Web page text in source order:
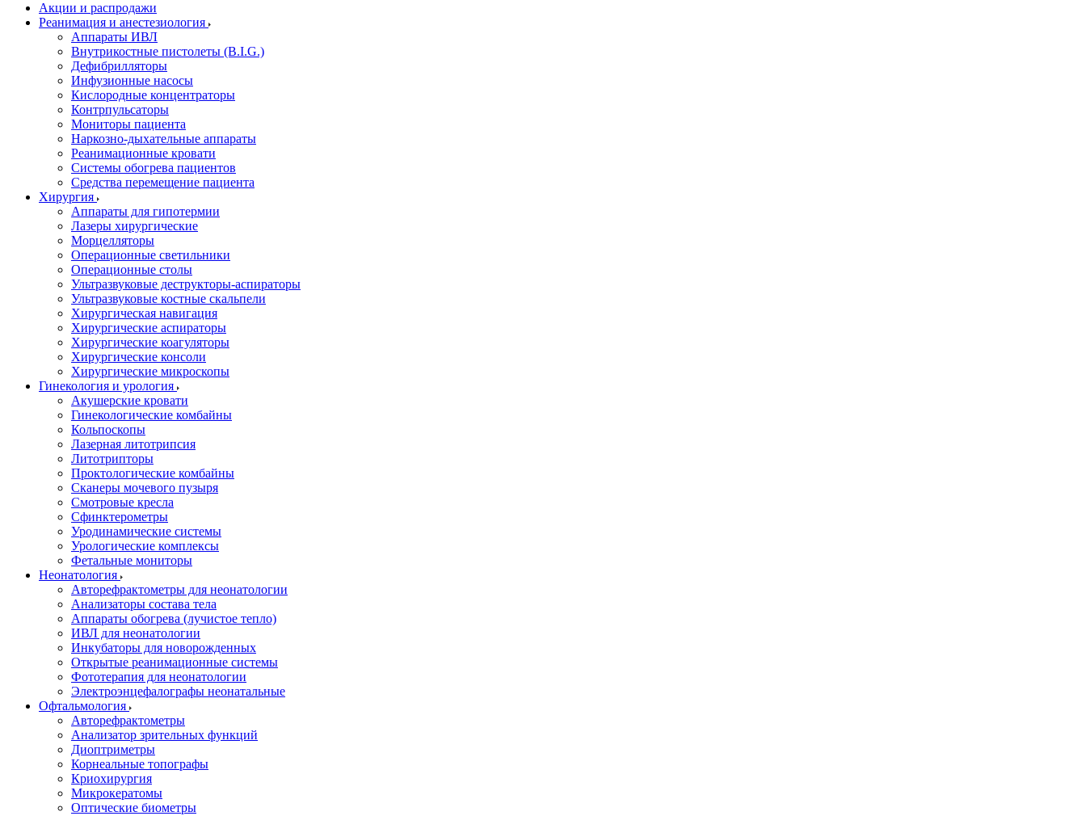
Акции и распродажи
Реанимация и анестезиология
Аппараты ИВЛ
Внутрикостные пистолеты (B.I.G.)
Дефибрилляторы
Инфузионные насосы
Кислородные концентраторы
Контрпульсаторы
Мониторы пациента
Наркозно-дыхательные аппараты
Реанимационные кровати
Системы обогрева пациентов
Средства перемещение пациента
Хирургия
Аппараты для гипотермии
Лазеры хирургические
Морцелляторы
Операционные светильники
Операционные столы
Ультразвуковые деструкторы-аспираторы
Ультразвуковые костные скальпели
Хирургическая навигация
Хирургические аспираторы
Хирургические коагуляторы
Хирургические консоли
Хирургические микроскопы
Гинекология и урология
Акушерские кровати
Гинекологические комбайны
Кольпоскопы
Лазерная литотрипсия
Литотрипторы
Проктологические комбайны
Сканеры мочевого пузыря
Смотровые кресла
Сфинктерометры
Уродинамические системы
Урологические комплексы
Фетальные мониторы
Неонатология
Авторефрактометры для неонатологии
Анализаторы состава тела
Аппараты обогрева (лучистое тепло)
ИВЛ для неонатологии
Инкубаторы для новорожденных
Открытые реанимационные системы
Фототерапия для неонатологии
Электроэнцефалографы неонатальные
Офтальмология
Авторефрактометры
Анализатор зрительных функций
Диоптриметры
Корнеальные топографы
Криохирургия
Микрокератомы
Оптические биометры